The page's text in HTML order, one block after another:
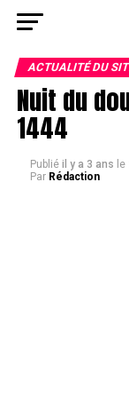
ACTUALITÉ DU
Nuit du
1444
Publié il y a 3 ans le
Par Rédaction